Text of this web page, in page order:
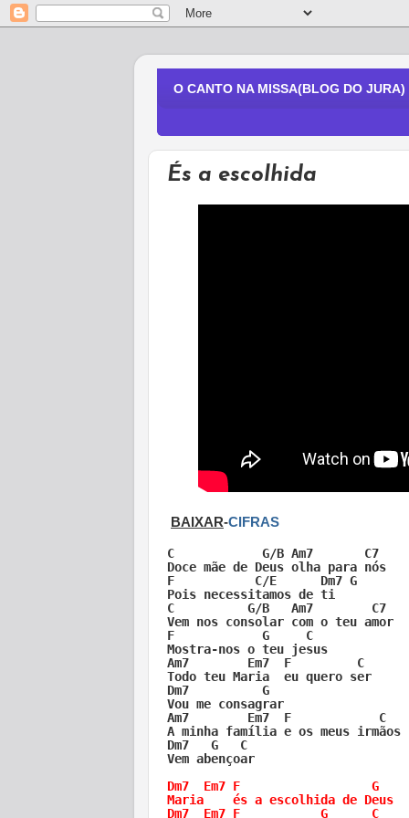
O CANTO NA MISSA(BLOG DO JURA)
És a escolhida
BAIXAR-CIFRAS
C            G/B Am7       C7
Doce mãe de Deus olha para nós
F           C/E      Dm7 G
Pois necessitamos de ti
C          G/B   Am7        C7
Vem nos consolar com o teu amor
F            G     C
Mostra-nos o teu jesus
Am7        Em7  F         C
Todo teu Maria  eu quero ser
Dm7          G
Vou me consagrar
Am7        Em7  F            C
A minha família e os meus irmãos
Dm7   G   C
Vem abençoar
Dm7  Em7 F                  G
Maria    és a escolhida de Deus
Dm7  Em7 F           G      C